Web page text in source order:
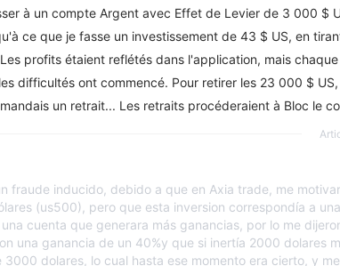
à un compte Argent avec Effet de Levier de 3 000 $
ce que je fasse un investissement de 43 $ US, en
profits étaient reflétés dans l'application, mais
difficultés ont commencé. Pour retirer les 23 000 $
un retrait... Les retraits procéderaient à Bloc le
fraude inducido, debido a que en Axia trade, me
(us500), pero que esta inversion correspondía a
cuenta que generara más ganancias, por lo me
una ganancia de un 40%y que si inertía 2000 dolares
dolares, lo cual hasta ese momento era cierto, y